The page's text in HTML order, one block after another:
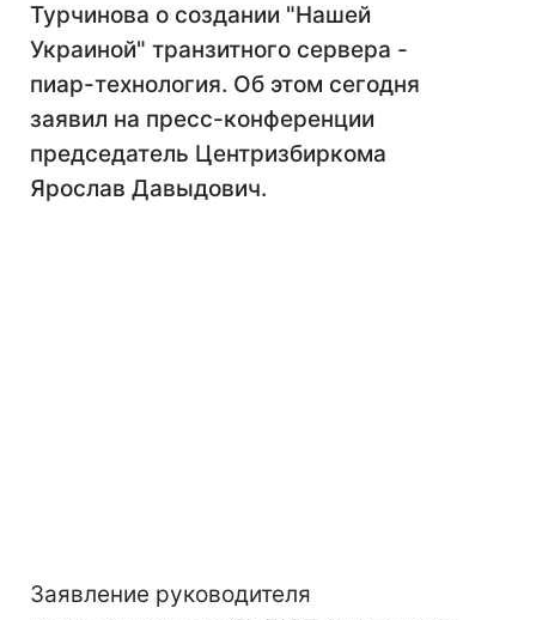
Турчинова о создании "Нашей
Украиной" транзитного сервера -
пиар-технология. Об этом сегодня
заявил на пресс-конференции
председатель Центризбиркома
Ярослав Давыдович.
Заявление руководителя